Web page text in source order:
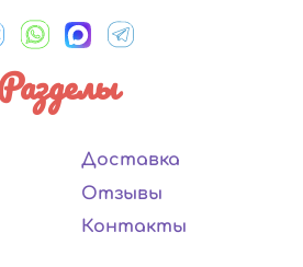
Доставка
Отзывы
Контакты